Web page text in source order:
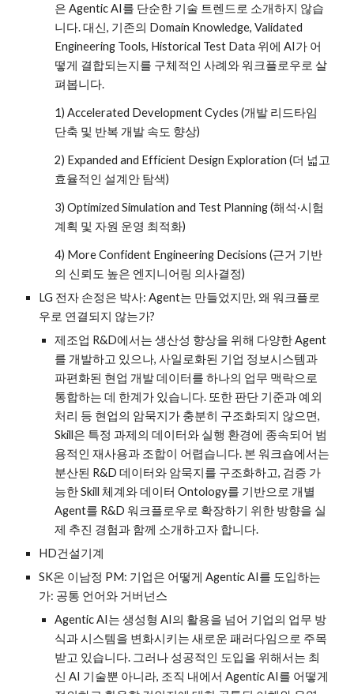
은 Agentic AI를 단순한 기술 트렌드로 소개하지 않습
니다. 대신, 기존의 Domain Knowledge, Validated
Engineering Tools, Historical Test Data 위에 AI가 어
떻게 결합되는지를 구체적인 사례와 워크플로우로 살
펴봅니다.
1) Accelerated Development Cycles (개발 리드타임
단축 및 반복 개발 속도 향상)
2) Expanded and Efficient Design Exploration (더 넓고
효율적인 설계안 탐색)
3) Optimized Simulation and Test Planning (해석·시험
계획 및 자원 운영 최적화)
4) More Confident Engineering Decisions (근거 기반
의 신뢰도 높은 엔지니어링 의사결정)
LG 전자 손정은 박사: Agent는 만들었지만, 왜 워크플로
우로 연결되지 않는가?
제조업 R&D에서는 생산성 향상을 위해 다양한 Agent
를 개발하고 있으나, 사일로화된 기업 정보시스템과
파편화된 현업 개발 데이터를 하나의 업무 맥락으로
통합하는 데 한계가 있습니다. 또한 판단 기준과 예외
처리 등 현업의 암묵지가 충분히 구조화되지 않으면,
Skill은 특정 과제의 데이터와 실행 환경에 종속되어 범
용적인 재사용과 조합이 어렵습니다. 본 워크숍에서는
분산된 R&D 데이터와 암묵지를 구조화하고, 검증 가
능한 Skill 체계와 데이터 Ontology를 기반으로 개별
Agent를 R&D 워크플로우로 확장하기 위한 방향을 실
제 추진 경험과 함께 소개하고자 합니다.
HD건설기계
SK온 이남정 PM: 기업은 어떻게 Agentic AI를 도입하는
가: 공통 언어와 거버넌스
Agentic AI는 생성형 AI의 활용을 넘어 기업의 업무 방
식과 시스템을 변화시키는 새로운 패러다임으로 주목
받고 있습니다. 그러나 성공적인 도입을 위해서는 최
신 AI 기술뿐 아니라, 조직 내에서 Agentic AI를 어떻게